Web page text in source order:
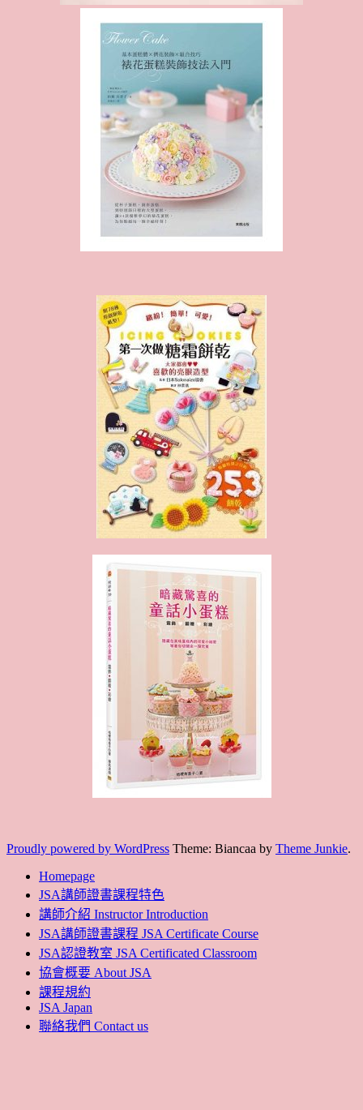
Proudly powered by WordPress Theme: Biancaa by Theme Junkie.
Homepage
JSA講師證書課程特色
講師介紹 Instructor Introduction
JSA講師證書課程 JSA Certificate Course
JSA認證教室 JSA Certificated Classroom
協會概要 About JSA
課程規約
JSA Japan
聯絡我們 Contact us